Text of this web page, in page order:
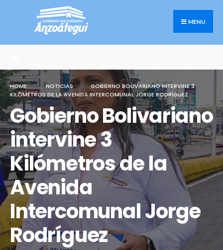
MENU
HOME NOTICIAS
GOBIERNO BOLIVARIANO INTERVINE 3
KILÓMETROS DE LA AVENIDA INTERCOMUNAL JORGE RODRÍGUEZ
Gobierno Bolivariano
intervine 3
Kilómetros de la
Avenida
Intercomunal Jorge
Rodríguez
Search